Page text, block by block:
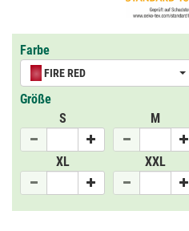
Farbe
FIRE RED
Größe
S
M
XL XXL